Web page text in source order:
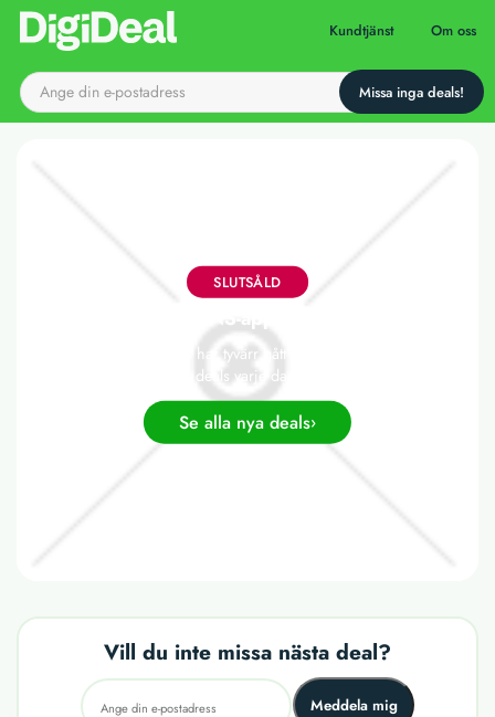
Till startsidan Kundtjänst Om oss
SLUTSÅLD
TENS-apparat
Det här erbjudandet har tyvärr gått ut, men vi släpper nya
deals varje dag!
Se alla nya deals
Vill du inte missa nästa deal?
Meddela mig